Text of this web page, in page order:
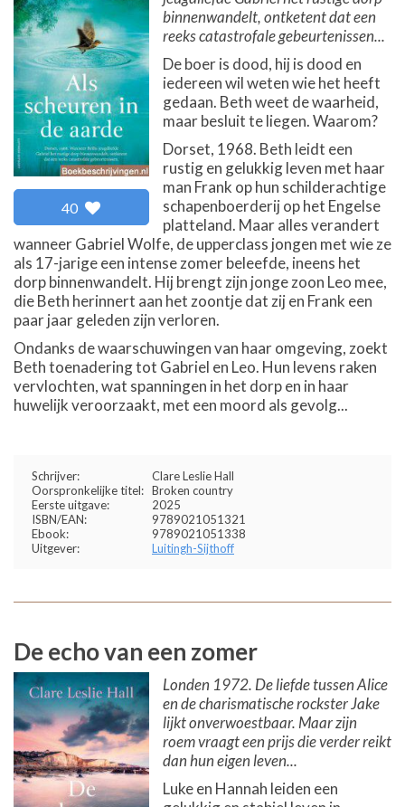
40
binnenwandelt, ontketent dat een
reeks catastrofale gebeurtenissen...
De boer is dood, hij is dood en
iedereen wil weten wie het heeft
gedaan. Beth weet de waarheid,
maar besluit te liegen. Waarom?
Dorset, 1968. Beth leidt een
rustig en gelukkig leven met haar
man Frank op hun schilderachtige
schapenboerderij op het Engelse
platteland. Maar alles verandert
wanneer Gabriel Wolfe, de upperclass jongen met wie ze
als 17-jarige een intense zomer beleefde, ineens het
dorp binnenwandelt. Hij brengt zijn jonge zoon Leo mee,
die Beth herinnert aan het zoontje dat zij en Frank een
paar jaar geleden zijn verloren.
Ondanks de waarschuwingen van haar omgeving, zoekt
Beth toenadering tot Gabriel en Leo. Hun levens raken
vervlochten, wat spanningen in het dorp en in haar
huwelijk veroorzaakt, met een moord als gevolg...
Schrijver:
Clare Leslie Hall
Oorspronkelijke titel: Broken country
Eerste uitgave:
2025
ISBN/EAN:
9789021051321
Ebook:
9789021051338
Uitgever:
Luitingh-Sijthoff
De echo van een zomer
Londen 1972. De liefde tussen Alice
en de charismatische rockster Jake
lijkt onverwoestbaar. Maar zijn
roem vraagt een prijs die verder reikt
dan hun eigen leven...
Luke en Hannah leiden een